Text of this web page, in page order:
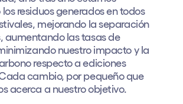
residuos generados en todos
mejorando la separación
aumentando las tasas de
nuestro impacto y la
respecto a ediciones
cambio, por pequeño que
acerca a nuestro objetivo.